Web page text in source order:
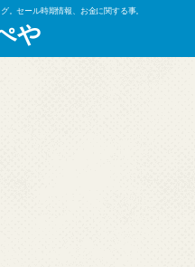
。セール時期情報、お金に関する事。
や